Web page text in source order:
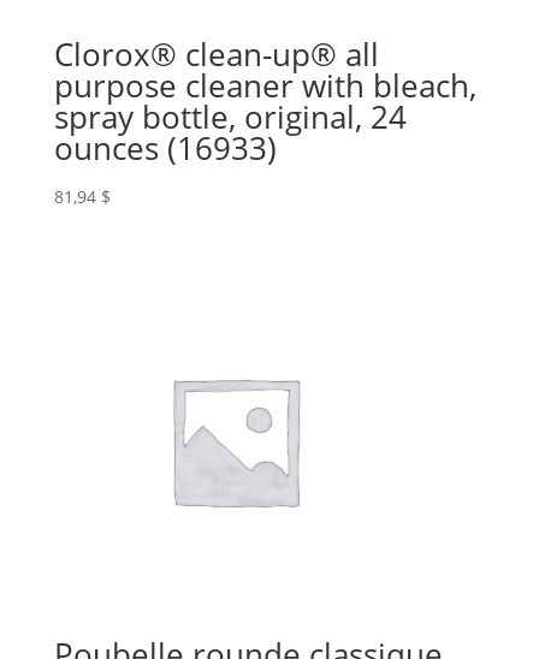
Clorox® clean-up® all
purpose cleaner with bleach,
spray bottle, original, 24
ounces (16933)
81,94 $